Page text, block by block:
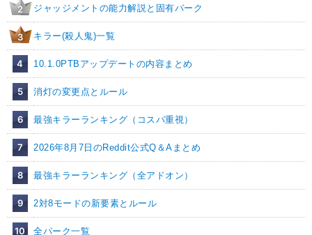
2 ジャッジメントの能力解説と固有パーク
3 キラー(殺人鬼)一覧
4 10.1.0PTBアップデートの内容まとめ
5 消灯の変更点とルール
6 最強キラーランキング（コスパ重視）
7 2026年8月7日のReddit公式Q＆Aまとめ
8 最強キラーランキング（全アドオン）
9 2対8モードの新要素とルール
10 全パーク一覧